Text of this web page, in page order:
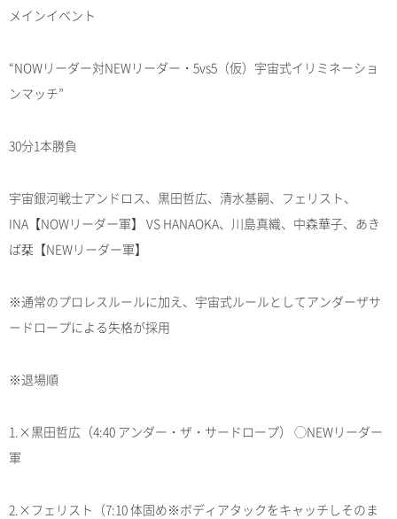
メインイベント
“NOWリーダー対NEWリーダー・5vs5（仮）宇宙式イリミネーショ
ンマッチ”
30分1本勝負
宇宙銀河戦士アンドロス、黒田哲広、清水基嗣、フェリスト、
INA【NOWリーダー軍】 VS HANAOKA、川島真織、中森華子、あき
ば栞【NEWリーダー軍】
※通常のプロレスルールに加え、宇宙式ルールとしてアンダーザサ
ードロープによる失格が採用
※退場順
1.×黒田哲広（4:40 アンダー・ザ・サードロープ） ◯NEWリーダー
軍
2.×フェリスト（7:10 体固め※ボディアタックをキャッチしそのま